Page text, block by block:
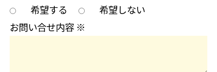
希望する
希望しない
お問い合せ内容 ※